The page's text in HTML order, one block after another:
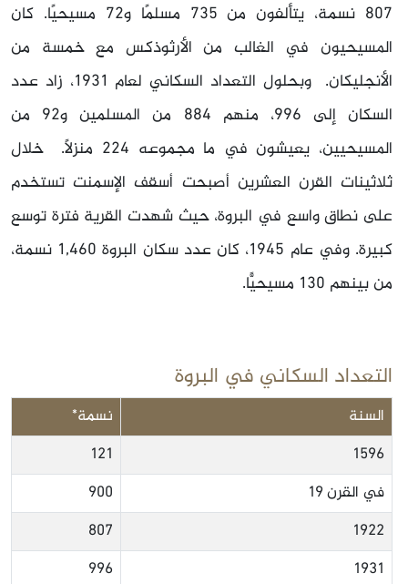
807 نسمة، يتألفون من 735 مسلمًا و72 مسيحيًا. كان
المسيحيون في الغالب من الأرثوذكس مع خمسة من
الأنجليكان. وبحلول التعداد السكاني لعام 1931، زاد عدد
السكان إلى 996، منهم 884 من المسلمين و92 من
المسيحيين، يعيشون في ما مجموعه 224 منزلًا. خلال
ثلاثينات القرن العشرين أصبحت أسقف الإسمنت تستخدم
على نطاق واسع في البروة، حيث شهدت القرية فترة توسع
كبيرة. وفي عام 1945، كان عدد سكان البروة 1,460 نسمة،
من بينهم 130 مسيحيًّا.
التعداد السكاني في البروة
السنة
نسمة*
1596
121
في القرن 19
900
1922
807
1931
996